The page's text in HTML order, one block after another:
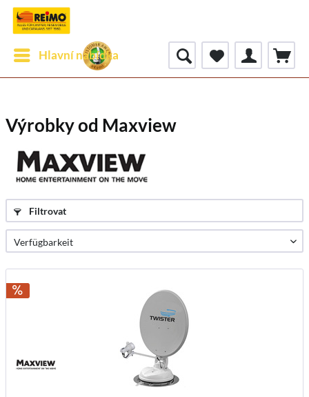
Hlavní nabídka
Výrobky od Maxview
Filtrovat